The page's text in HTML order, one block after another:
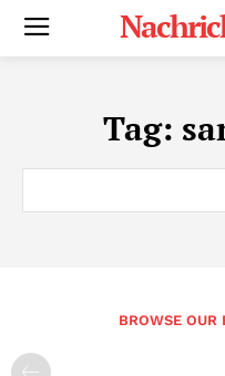
Tag:
BROWSE OUR